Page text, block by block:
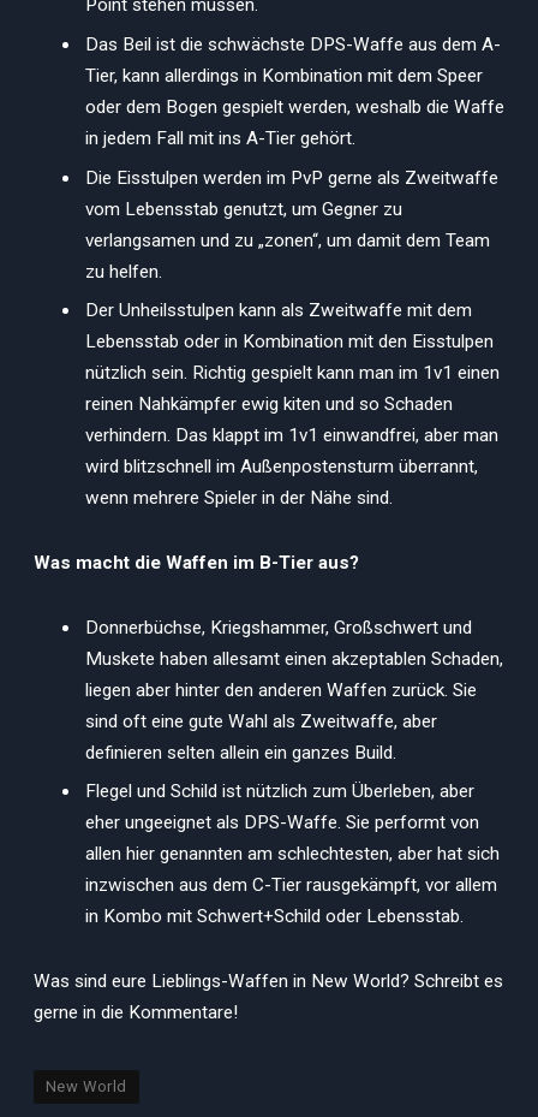
Point stehen müssen.
Das Beil ist die schwächste DPS-Waffe aus dem A-
Tier, kann allerdings in Kombination mit dem Speer
oder dem Bogen gespielt werden, weshalb die Waffe
in jedem Fall mit ins A-Tier gehört.
Die Eisstulpen werden im PvP gerne als Zweitwaffe
vom Lebensstab genutzt, um Gegner zu
verlangsamen und zu „zonen“, um damit dem Team
zu helfen.
Der Unheilsstulpen kann als Zweitwaffe mit dem
Lebensstab oder in Kombination mit den Eisstulpen
nützlich sein. Richtig gespielt kann man im 1v1 einen
reinen Nahkämpfer ewig kiten und so Schaden
verhindern. Das klappt im 1v1 einwandfrei, aber man
wird blitzschnell im Außenpostensturm überrannt,
wenn mehrere Spieler in der Nähe sind.
Was macht die Waffen im B-Tier aus?
Donnerbüchse, Kriegshammer, Großschwert und
Muskete haben allesamt einen akzeptablen Schaden,
liegen aber hinter den anderen Waffen zurück. Sie
sind oft eine gute Wahl als Zweitwaffe, aber
definieren selten allein ein ganzes Build.
Flegel und Schild ist nützlich zum Überleben, aber
eher ungeeignet als DPS-Waffe. Sie performt von
allen hier genannten am schlechtesten, aber hat sich
inzwischen aus dem C-Tier rausgekämpft, vor allem
in Kombo mit Schwert+Schild oder Lebensstab.
Was sind eure Lieblings-Waffen in New World? Schreibt es
gerne in die Kommentare!
New World